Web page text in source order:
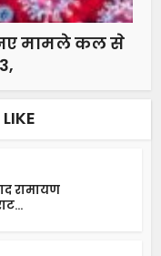
नए मामले कल से
रामायण